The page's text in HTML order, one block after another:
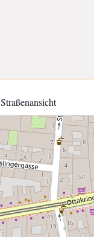
Straßenansicht